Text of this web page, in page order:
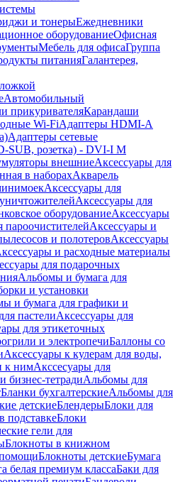
и тонерыЕжедневники
оборудованиеОфисная
Мебель для офисаГруппа
питанияГалантерея,
Автомобильный
прикуривателяКарандаши
Wi-FiАдаптеры HDMI-A
Адаптеры сетевые
SUB, розетка) - DVI-I M
внешниеАксессуары для
в наборахАкварель
Аксессуары для
Аксессуары для
оборудованиеАксессуары
Аксессуары и
и полотеровАксессуары
и расходные материалы
для подарочных
Альбомы и бумага для
и установки
и бумага для графики и
пастелиАксессуары для
для этикеточных
и электропечиБаллоны со
Аксессуары к кулерам для воды,
к нимАкссесуары для
бизнес-тетрадиАльбомы для
Бланки бухгалтерскиеАльбомы для
детскиеБлендерыБлоки для
подставкеБлоки
гели для
Блокноты в книжном
Блокноты детскиеБумага
белая премиум классаБаки для